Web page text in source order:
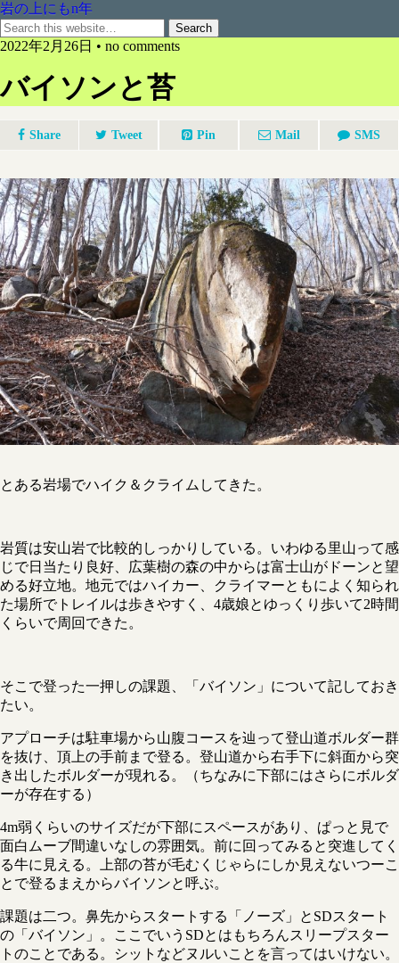
岩の上にもn年
2022年2月26日 • no comments
バイソンと苔
Share Tweet Pin Mail SMS
とある岩場でハイク＆クライムしてきた。
岩質は安山岩で比較的しっかりしている。いわゆる里山って感
じで日当たり良好、広葉樹の森の中からは富士山がドーンと望
める好立地。地元ではハイカー、クライマーともによく知られ
た場所でトレイルは歩きやすく、4歳娘とゆっくり歩いて2時間
くらいで周回できた。
そこで登った一押しの課題、「バイソン」について記しておき
たい。
アプローチは駐車場から山腹コースを辿って登山道ボルダー群
を抜け、頂上の手前まで登る。登山道から右手下に斜面から突
き出したボルダーが現れる。（ちなみに下部にはさらにボルダ
ーが存在する）
4m弱くらいのサイズだが下部にスペースがあり、ぱっと見で
面白ムーブ間違いなしの雰囲気。前に回ってみると突進してく
る牛に見える。上部の苔が毛むくじゃらにしか見えないつーこ
とで登るまえからバイソンと呼ぶ。
課題は二つ。鼻先からスタートする「ノーズ」とSDスタート
の「バイソン」。ここでいうSDとはもちろんスリープスター
トのことである。シットなどヌルいことを言ってはいけない。